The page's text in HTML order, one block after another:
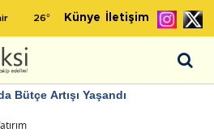
26° Künye İletişim
Bütçe Artışı Yaşandı